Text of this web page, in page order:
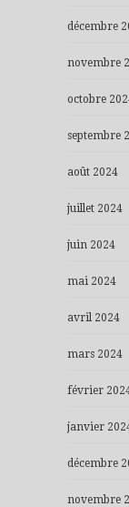
décembre
novembre
octobre
septembre
août 2024
juillet 2024
juin 2024
mai 2024
avril 2024
mars 2024
février
janvier
décembre
novembre